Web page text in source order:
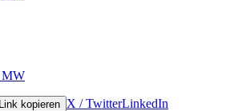
MW
Link kopieren X / TwitterLinkedIn